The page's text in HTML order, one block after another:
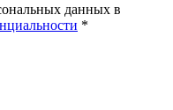
данных в
*